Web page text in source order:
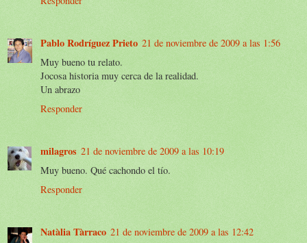
Pablo Rodríguez Prieto 21 de noviembre de 2009 a las 1:56
Muy bueno tu relato.
Jocosa historia muy cerca de la realidad.
Un abrazo
Responder
milagros 21 de noviembre de 2009 a las 10:19
Muy bueno. Qué cachondo el tío.
Responder
Natàlia Tàrraco 21 de noviembre de 2009 a las 12:42